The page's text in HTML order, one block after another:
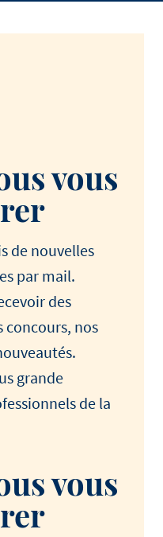
vous
de nouvelles
par mail.
des
nos
grande
de la
vous